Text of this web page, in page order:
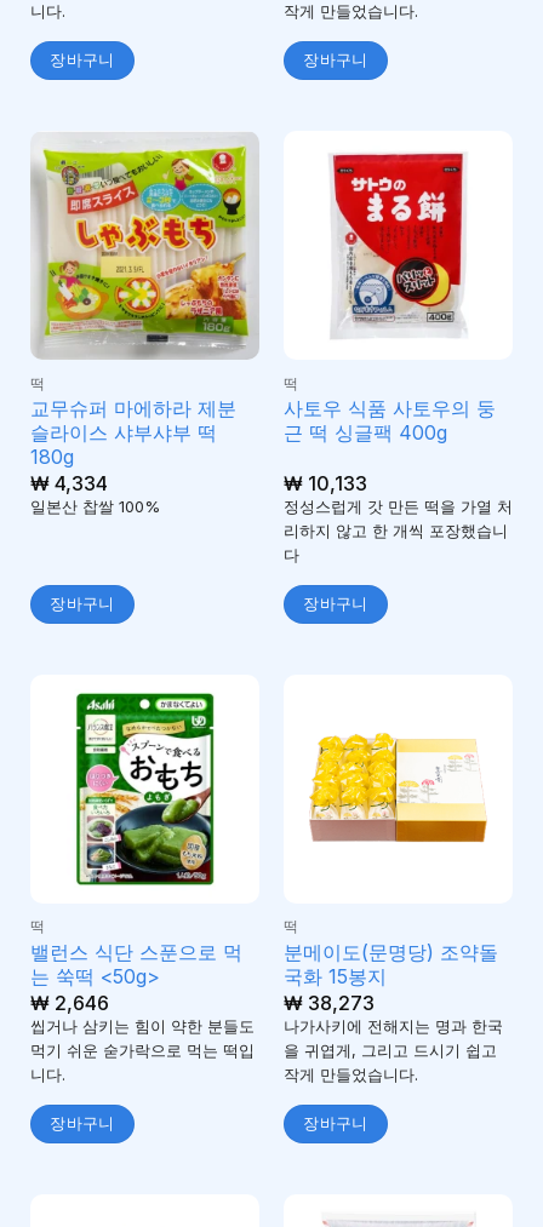
니다.
장바구니
작게 만들었습니다.
장바구니
떡
교무슈퍼 마에하라 제분
슬라이스 샤부샤부 떡
180g
₩4,334
일본산 찹쌀 100%
장바구니
떡
사토우 식품 사토우의 둥
근 떡 싱글팩 400g
₩10,133
정성스럽게 갓 만든 떡을 가열 처
리하지 않고 한 개씩 포장했습니
다
장바구니
떡
밸런스 식단 스푼으로 먹
는 쑥떡 <50g>
₩2,646
씹거나 삼키는 힘이 약한 분들도
먹기 쉬운 숟가락으로 먹는 떡입
니다.
장바구니
떡
분메이도(문명당) 조약돌
국화 15봉지
₩38,273
나가사키에 전해지는 명과 한국
을 귀엽게, 그리고 드시기 쉽고
작게 만들었습니다.
장바구니